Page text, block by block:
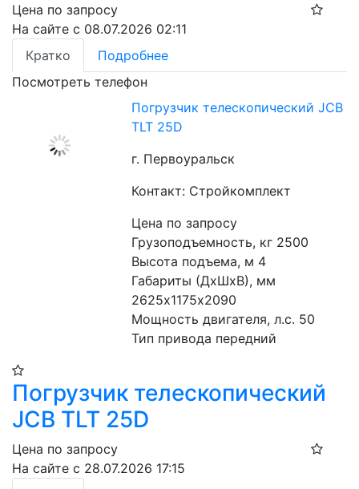
Цена по запросу
На сайте с 08.07.2026 02:11
Кратко
Подробнее
Посмотреть телефон
Погрузчик телескопический JCB
TLT 25D
г. Первоуральск
Контакт: Стройкомплект
Цена по запросу
Грузоподъемность, кг 2500
Высота подъема, м 4
Габариты (ДхШхВ), мм
2625х1175х2090
Мощность двигателя, л.с. 50
Тип привода передний
Погрузчик телескопический
JCB TLT 25D
Цена по запросу
На сайте с 28.07.2026 17:15